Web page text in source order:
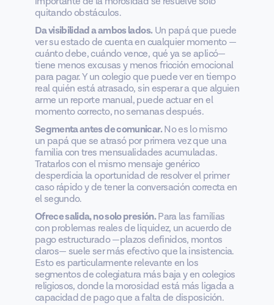
quitando obstáculos.
Da visibilidad a ambos lados.Un papá que puede
ver su estado de cuenta en cualquier momento —
cuánto debe, cuándo vence, qué ya se aplicó—
tiene menos excusas y menos fricción emocional
para pagar. Y un colegio que puede ver en tiempo
real quién está atrasado, sin esperar a que alguien
arme un reporte manual, puede actuar en el
momento correcto, no semanas después.
Segmenta antes de comunicar.No es lo mismo
un papá que se atrasó por primera vez que una
familia con tres mensualidades acumuladas.
Tratarlos con el mismo mensaje genérico
desperdicia la oportunidad de resolver el primer
caso rápido y de tener la conversación correcta en
el segundo.
Ofrece salida, no solo presión.Para las familias
con problemas reales de liquidez, un acuerdo de
pago estructurado —plazos definidos, montos
claros— suele ser más efectivo que la insistencia.
Esto es particularmente relevante en los
segmentos de colegiatura más baja y en colegios
religiosos, donde la morosidad está más ligada a
capacidad de pago que a falta de disposición.